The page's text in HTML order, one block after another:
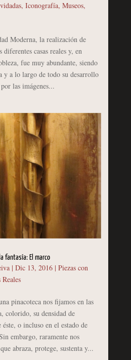
, Iconografía, Museos,
Moderna, la realización de
casas reales y, en
fue muy abundante, siendo
y a lo largo de todo su desarrollo
las imágenes...
fantasía: El marco
| Dic 13, 2016| Piezas con
pinacoteca nos fijamos en las
colorido, su densidad de
o incluso en el estado de
embargo, raramente nos
abraza, protege, sustenta y...